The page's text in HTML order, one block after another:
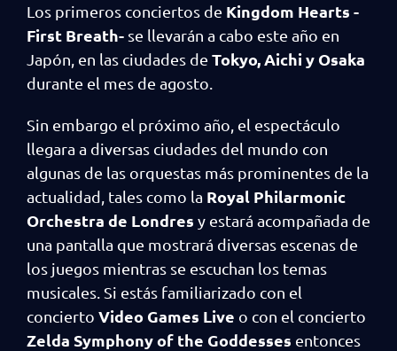
Los primeros conciertos de Kingdom Hearts -
First Breath- se llevarán a cabo este año en
Japón, en las ciudades de Tokyo, Aichi y Osaka
durante el mes de agosto.
Sin embargo el próximo año, el espectáculo
llegara a diversas ciudades del mundo con
algunas de las orquestas más prominentes de la
actualidad, tales como la Royal Philarmonic
Orchestra de Londres y estará acompañada de
una pantalla que mostrará diversas escenas de
los juegos mientras se escuchan los temas
musicales. Si estás familiarizado con el
concierto Video Games Live o con el concierto
Zelda Symphony of the Goddesses entonces